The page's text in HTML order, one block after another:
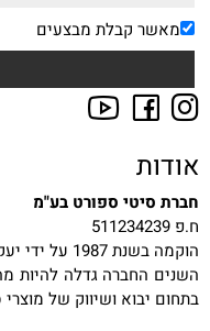
מאשר קבלת מבצעים
אודות
חברת סיטי ספורט בע"מ
ח.פ 511234239
הוקמה
השנים החברה גדלה להיות
בתחום יבוא ושיווק של